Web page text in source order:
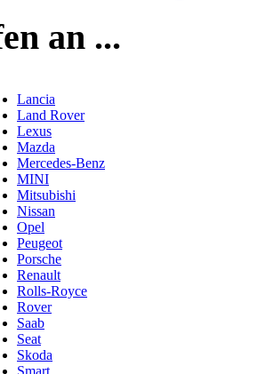
an ...
Lancia
Land Rover
Lexus
Mazda
Mercedes-Benz
MINI
Mitsubishi
Nissan
Opel
Peugeot
Porsche
Renault
Rolls-Royce
Rover
Saab
Seat
Skoda
Smart